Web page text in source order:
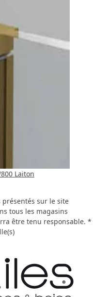
Laiton
présentés sur le site
tous les magasins
être tenu responsable. *